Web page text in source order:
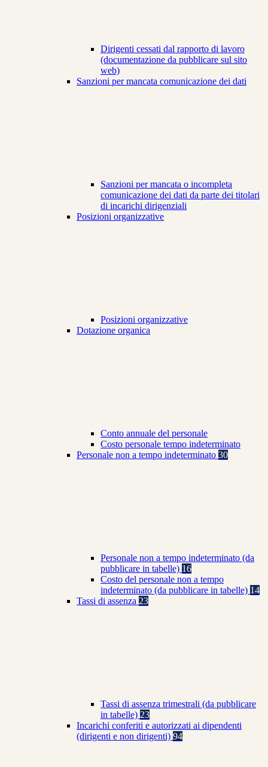
Dirigenti cessati dal rapporto di lavoro
(documentazione da pubblicare sul sito
web)
Sanzioni per mancata comunicazione dei dati
Sanzioni per mancata o incompleta
comunicazione dei dati da parte dei titolari
di incarichi dirigenziali
Posizioni organizzative
Posizioni organizzative
Dotazione organica
Conto annuale del personale
Costo personale tempo indeterminato
Personale non a tempo indeterminato 30
Personale non a tempo indeterminato (da
pubblicare in tabelle) 16
Costo del personale non a tempo
indeterminato (da pubblicare in tabelle) 14
Tassi di assenza 23
Tassi di assenza trimestrali (da pubblicare
in tabelle) 23
Incarichi conferiti e autorizzati ai dipendenti
(dirigenti e non dirigenti) 94